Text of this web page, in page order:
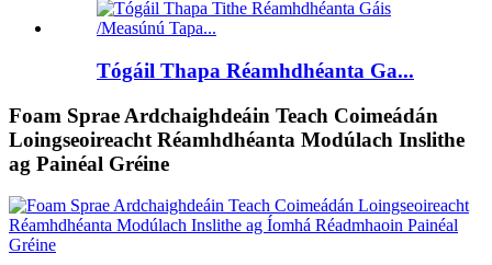
Tógáil Thapa Réamhdhéanta Ga...
Foam Sprae Ardchaighdeáin Teach Coimeádán
Loingseoireacht Réamhdhéanta Modúlach Inslithe
ag Painéal Gréine